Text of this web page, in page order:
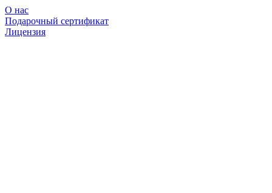
О нас
Подарочный сертификат
Лицензия